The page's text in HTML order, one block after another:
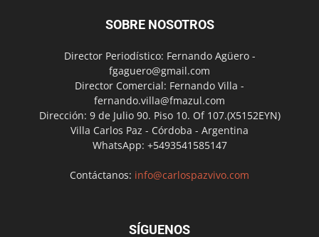
SOBRE NOSOTROS
Director Periodístico: Fernando Agüero -
fgaguero@gmail.com
Director Comercial: Fernando Villa -
fernando.villa@fmazul.com
Dirección: 9 de Julio 90. Piso 10. Of 107.(X5152EYN)
Villa Carlos Paz - Córdoba - Argentina
WhatsApp: +5493541585147
Contáctanos: info@carlospazvivo.com
SÍGUENOS